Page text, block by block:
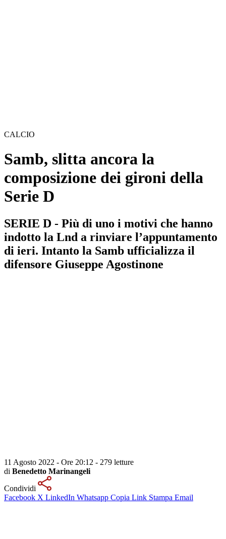
CALCIO
Samb, slitta ancora la
composizione dei gironi della
Serie D
SERIE D - Più di uno i motivi che hanno
indotto la Lnd a rinviare l’appuntamento
di ieri. Intanto la Samb ufficializza il
difensore Giuseppe Agostinone
11 Agosto 2022 - Ore 20:12 - 279 letture
di Benedetto Marinangeli
Condividi
Facebook X LinkedIn Whatsapp Copia Link Stampa Email